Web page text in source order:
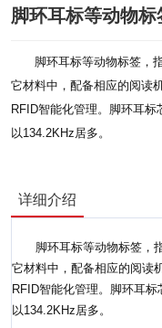
脚环耳标等动物标
脚环耳标等动物标签，
它材料中，配备相应的阅读
RFID智能化管理。脚环耳
以134.2KHz居多。
详细介绍
脚环耳标等动物标签，
它材料中，配备相应的阅读
RFID智能化管理。脚环耳
以134.2KHz居多。